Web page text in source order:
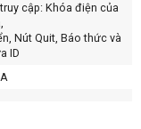
cập: Khóa điện của
Nút Quit, Báo thức và
ID